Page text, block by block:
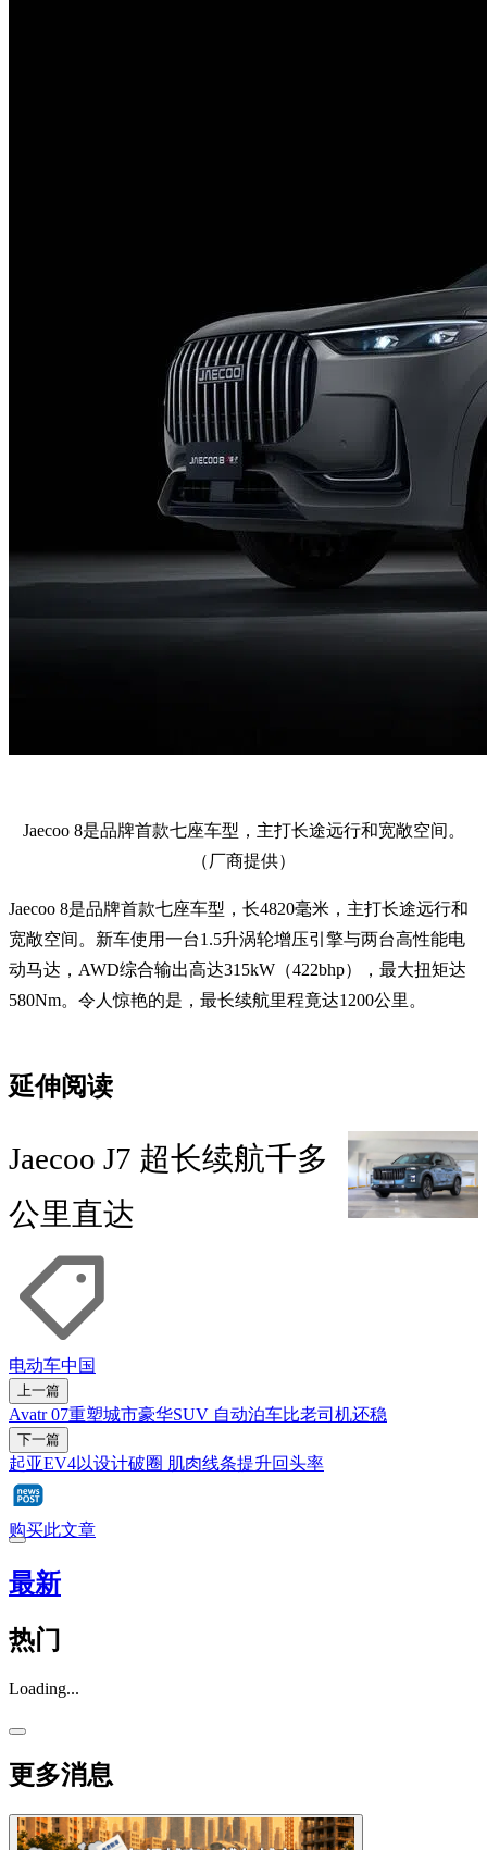
Jaecoo 8是品牌首款七座车型，主打长途远行和宽敞空间。
（厂商提供）
Jaecoo 8是品牌首款七座车型，长4820毫米，主打长途远行和
宽敞空间。新车使用一台1.5升涡轮增压引擎与两台高性能电
动马达，AWD综合输出高达315kW（422bhp），最大扭矩达
580Nm。令人惊艳的是，最长续航里程竟达1200公里。
延伸阅读
Jaecoo J7 超长续航千多
公里直达
电动车中国
上一篇
Avatr 07重塑城市豪华SUV 自动泊车比老司机还稳
下一篇
起亚EV4以设计破圈 肌肉线条提升回头率
购买此文章
最新
热门
Loading...
更多消息